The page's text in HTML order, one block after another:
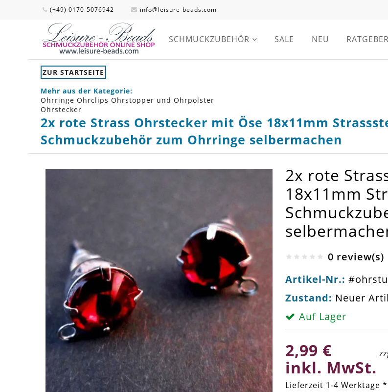
(+49) 0170-5076942 info@leisure-beads.com
SCHMUCKZUBEHÖR SALE NEU RATGEBER
ZUR STARTSEITE
Mehr aus der Kategorie:
Ohrringe Ohrclips Ohrstopper und Ohrpolster
Ohrstecker
2x rote Strass Ohrstecker mit Öse 18x11mm
Schmuckzubehör zum Ohrringe selbermachen
2x rote
18x11mm
0 review(s)
Artikel-Nr.:
Zustand: Neuer
Auf Lager
2,99 €
inkl. MwSt.
Lieferzeit 1-4 Werktage